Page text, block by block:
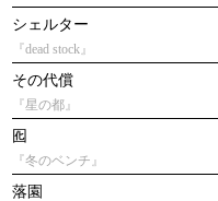
シェルター
『dead stock』
その代償
『星の都』
囮
『冬のベンチ』
落園